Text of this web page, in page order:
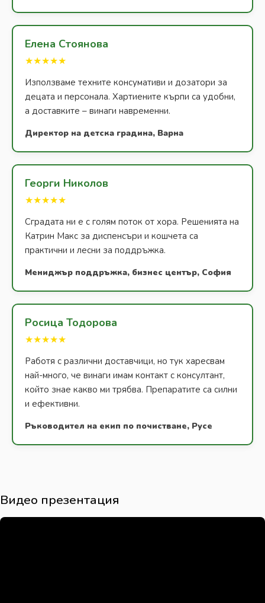
Елена Стоянова
★★★★★
Използваме техните консумативи и дозатори за
децата и персонала. Хартиените кърпи са удобни,
а доставките – винаги навременни.
Директор на детска градина, Варна
Георги Николов
★★★★★
Сградата ни е с голям поток от хора. Решенията на
Катрин Макс за диспенсъри и кошчета са
практични и лесни за поддръжка.
Мениджър поддръжка, бизнес център, София
Росица Тодорова
★★★★★
Работя с различни доставчици, но тук харесвам
най-много, че винаги имам контакт с консултант,
който знае какво ми трябва. Препаратите са силни
и ефективни.
Ръководител на екип по почистване, Русе
Видео презентация